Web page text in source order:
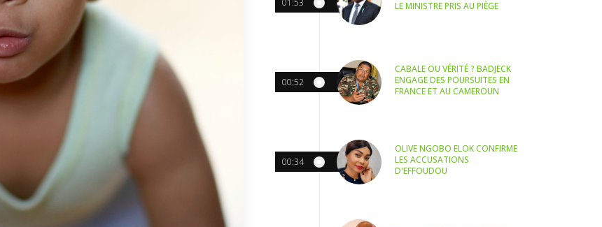
01:53
LE MINISTRE PRIS AU PIÈGE
00:52
CABALE OU VÉRITÉ ? BADJECK
ENGAGE DES POURSUITES EN
FRANCE ET AU CAMEROUN
00:34
OLIVE NGOBO ELOK CONFIRME
LES ACCUSATIONS
D'EFFOUDOU